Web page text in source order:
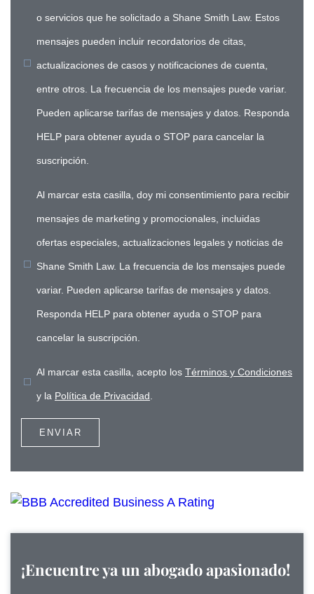
o servicios que he solicitado a Shane Smith Law. Estos
mensajes pueden incluir recordatorios de citas,
actualizaciones de casos y notificaciones de cuenta,
entre otros. La frecuencia de los mensajes puede variar.
Pueden aplicarse tarifas de mensajes y datos. Responda
HELP para obtener ayuda o STOP para cancelar la
suscripción.
Al marcar esta casilla, doy mi consentimiento para recibir
mensajes de marketing y promocionales, incluidas
ofertas especiales, actualizaciones legales y noticias de
Shane Smith Law. La frecuencia de los mensajes puede
variar. Pueden aplicarse tarifas de mensajes y datos.
Responda HELP para obtener ayuda o STOP para
cancelar la suscripción.
Al marcar esta casilla, acepto los Términos y Condiciones
y la Política de Privacidad
¡Encuentre ya un abogado apasionado!